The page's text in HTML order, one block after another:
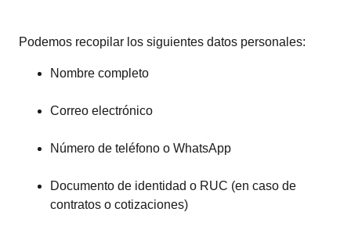
Podemos recopilar los siguientes datos personales:
Nombre completo
Correo electrónico
Número de teléfono o WhatsApp
Documento de identidad o RUC (en caso de
contratos o cotizaciones)